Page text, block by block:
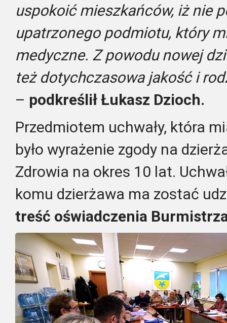
uspokoić mieszkańców, iż nie
upatrzonego podmiotu, który
medyczne. Z powodu nowej
też dotychczasowa jakość i
– podkreślił Łukasz Dzioch.
Przedmiotem uchwały, która
było wyrażenie zgody na
Zdrowia na okres 10 lat.
komu dzierżawa ma zostać
treść oświadczenia